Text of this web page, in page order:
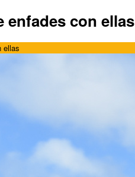
enfades con ellas
ellas